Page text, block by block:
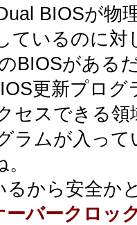
BIOSが物
ているのに対
BIOSがある
更新プログ
セスできる領
ラムが入っ
るから安全か
ーバークロッ